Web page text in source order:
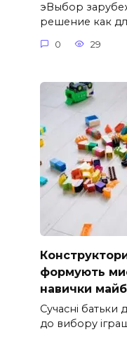
эВыбор
решение как
0 29
формують
навички
Сучасні батьки
до вибору